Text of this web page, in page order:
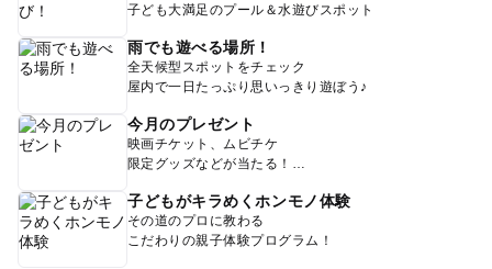
子ども大満足のプール＆水遊びスポット
雨でも遊べる場所！
全天候型スポットをチェック
屋内で一日たっぷり思いっきり遊ぼう♪
今月のプレゼント
映画チケット、ムビチケ
限定グッズなどが当たる！
子どもがキラめくホンモノ体験
その道のプロに教わる
こだわりの親子体験プログラム！